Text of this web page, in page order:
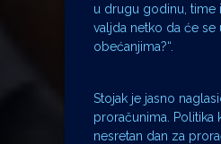
u drugu godinu, time
valjda netko da će
obećanjima?“.
Stojak je jasno
proračunima. Politika
nesretan dan za